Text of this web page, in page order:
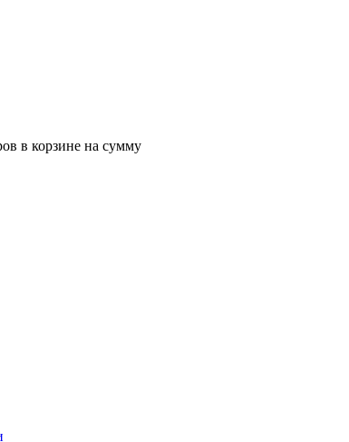
в корзине на сумму